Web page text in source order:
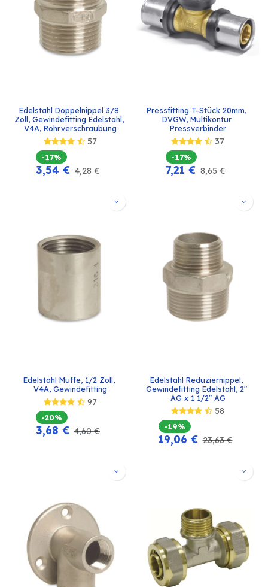
Edelstahl Doppelnippel 3/8
Zoll, Gewindefitting Edelstahl,
V4A, Rohrverschraubung
57
-17%
3,54 € 4,28€
Pressfitting T-Stück 20mm,
DVGW, Multikontur
Pressverbinder
37
-17%
7,21 € 8,65€
Edelstahl Muffe, 1/2 Zoll,
V4A, Gewindefitting
97
-20%
3,68 € 4,60€
Edelstahl Reduziernippel,
Gewindefitting Edelstahl, 2"
AG x 1 1/2" AG
58
-19%
19,06 € 23,63€